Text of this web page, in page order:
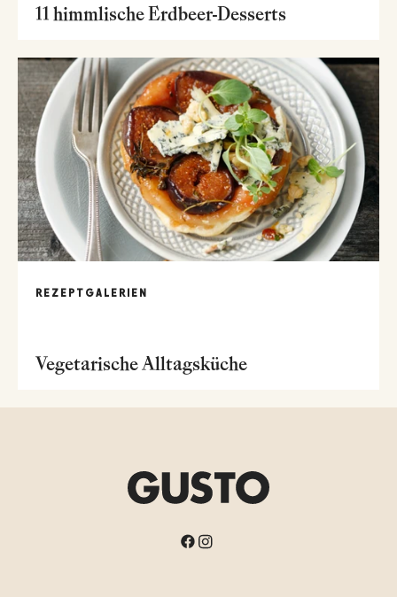
11 himmlische Erdbeer-Desserts
REZEPTGALERIEN
Vegetarische Alltagsküche